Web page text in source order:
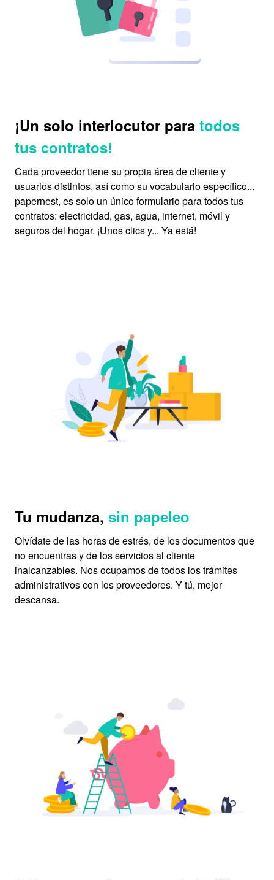
¡Un solo interlocutor para todos
tus contratos!
Cada proveedor tiene su propia área de cliente y
usuarios distintos, así como su vocabulario específico...
papernest, es solo un único formulario para todos tus
contratos: electricidad, gas, agua, internet, móvil y
seguros del hogar. ¡Unos clics y... Ya está!
Tu mudanza, sin papeleo
Olvídate de las horas de estrés, de los documentos que
no encuentras y de los servicios al cliente
inalcanzables. Nos ocupamos de todos los trámites
administrativos con los proveedores. Y tú, mejor
descansa.